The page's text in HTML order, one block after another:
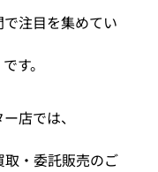
注目を集めてい
す。
店では、
・委託販売のご